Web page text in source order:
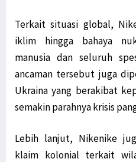
Terkait situasi global,
iklim hingga bahaya
manusia dan seluruh
ancaman tersebut juga
Ukraina yang berakibat
semakin parahnya krisis
Lebih lanjut, Nikenike
klaim kolonial terkait